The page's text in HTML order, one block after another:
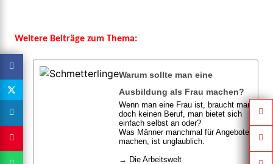
Weitere Beiträge zum Thema:
Warum sollte man eine
Ausbildung als Frau machen?
Wenn man eine Frau ist, braucht man
doch keinen Beruf, man bietet sich
einfach selbst an oder?
Was Männer manchmal für Angebote
machen, ist unglaublich.
→ Die Arbeitswelt